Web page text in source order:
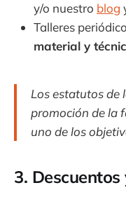
y/o nuestro blog
Talleres
material y
Los estatutos de
promoción de la
uno de los
3.